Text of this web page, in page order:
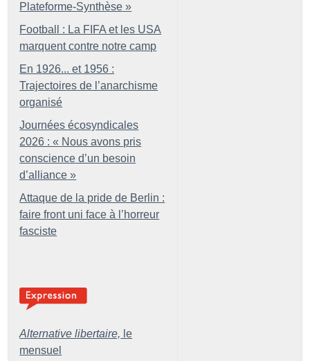
Plateforme-Synthèse »
Football : La FIFA et les USA
marquent contre notre camp
En 1926... et 1956 :
Trajectoires de l’anarchisme
organisé
Journées écosyndicales
2026 : « Nous avons pris
conscience d’un besoin
d’alliance »
Attaque de la pride de Berlin :
faire front uni face à l’horreur
fasciste
Alternative libertaire, le
mensuel